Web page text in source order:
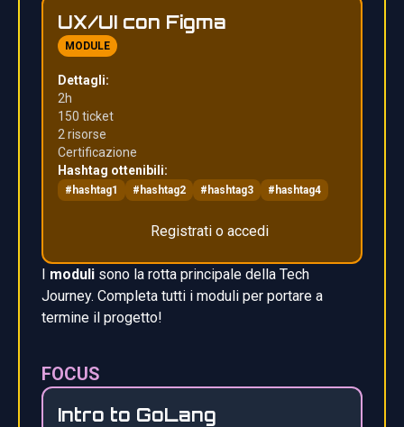
UX/UI con Figma
MODULE
Dettagli:
2h
150 ticket
2 risorse
Certificazione
Hashtag ottenibili:
#hashtag1 #hashtag2 #hashtag3 #hashtag4
Registrati o accedi
I moduli sono la rotta principale della Tech
Journey. Completa tutti i moduli per portare a
termine il progetto!
FOCUS
Intro to GoLang